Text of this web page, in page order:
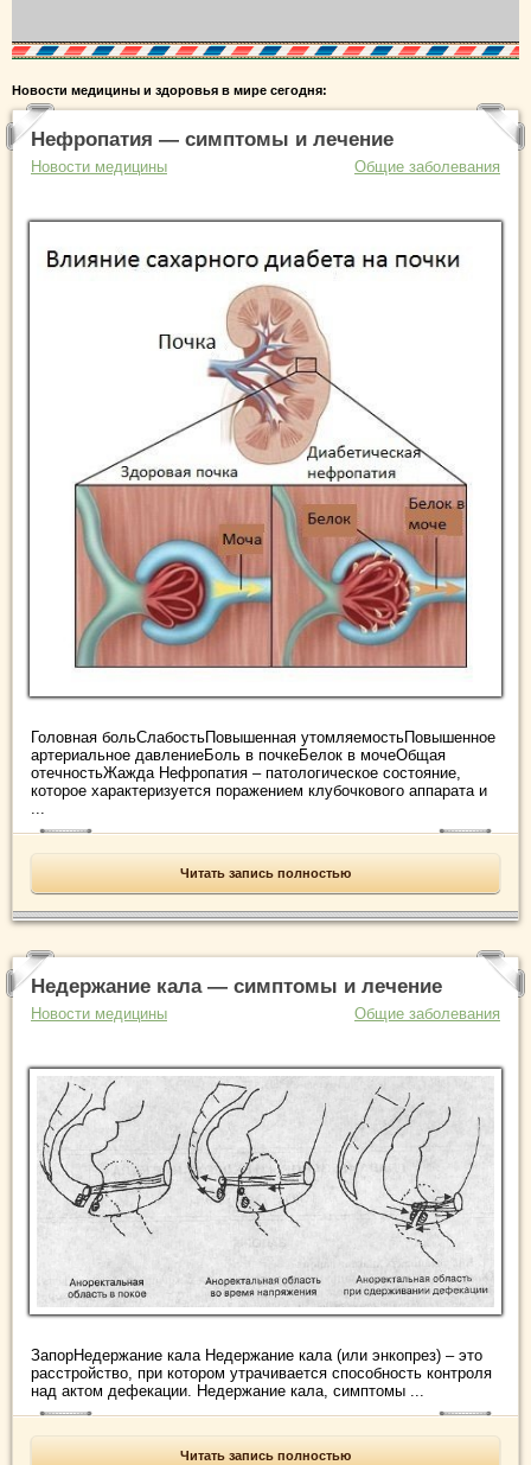
Новости медицины и здоровья в мире сегодня:
Нефропатия — симптомы и лечение
Новости медицины Общие заболевания
Головная больСлабостьПовышенная утомляемостьПовышенное
артериальное давлениеБоль в почкеБелок в мочеОбщая
отечностьЖажда Нефропатия – патологическое состояние,
которое характеризуется поражением клубочкового аппарата и
...
Читать запись полностью
Недержание кала — симптомы и лечение
Новости медицины Общие заболевания
ЗапорНедержание кала Недержание кала (или энкопрез) – это
расстройство, при котором утрачивается способность контроля
над актом дефекации. Недержание кала, симптомы ...
Читать запись полностью